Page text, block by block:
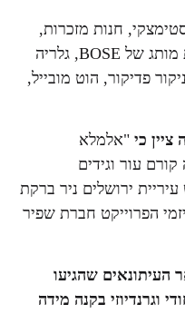
חנות מזכרות,
חנות סיגרים, ניופאן קיטצ'ן, חנות מותג של BOSE, גלריה
פדיקור, הוט מובייל,
ציין כי "אלמלא
עור וגידים
ירושלים ניר ברקת
הפרוייקט חברת שפיר
שהגיעו
וגרנדיוזי בקנה מידה